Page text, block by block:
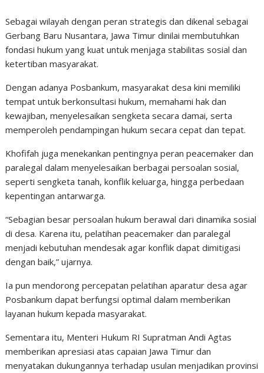
Sebagai wilayah dengan peran strategis dan dikenal sebagai
Gerbang Baru Nusantara, Jawa Timur dinilai membutuhkan
fondasi hukum yang kuat untuk menjaga stabilitas sosial dan
ketertiban masyarakat.
Dengan adanya Posbankum, masyarakat desa kini memiliki
tempat untuk berkonsultasi hukum, memahami hak dan
kewajiban, menyelesaikan sengketa secara damai, serta
memperoleh pendampingan hukum secara cepat dan tepat.
Khofifah juga menekankan pentingnya peran peacemaker dan
paralegal dalam menyelesaikan berbagai persoalan sosial,
seperti sengketa tanah, konflik keluarga, hingga perbedaan
kepentingan antarwarga.
“Sebagian besar persoalan hukum berawal dari dinamika sosial
di desa. Karena itu, pelatihan peacemaker dan paralegal
menjadi kebutuhan mendesak agar konflik dapat dimitigasi
dengan baik,” ujarnya.
Ia pun mendorong percepatan pelatihan aparatur desa agar
Posbankum dapat berfungsi optimal dalam memberikan
layanan hukum kepada masyarakat.
Sementara itu, Menteri Hukum RI Supratman Andi Agtas
memberikan apresiasi atas capaian Jawa Timur dan
menyatakan dukungannya terhadap usulan menjadikan provinsi